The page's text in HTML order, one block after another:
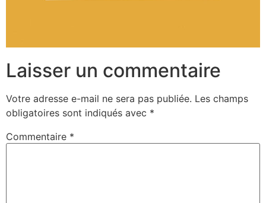
Laisser un commentaire
Votre adresse e-mail ne sera pas publiée. Les champs
obligatoires sont indiqués avec *
Commentaire *